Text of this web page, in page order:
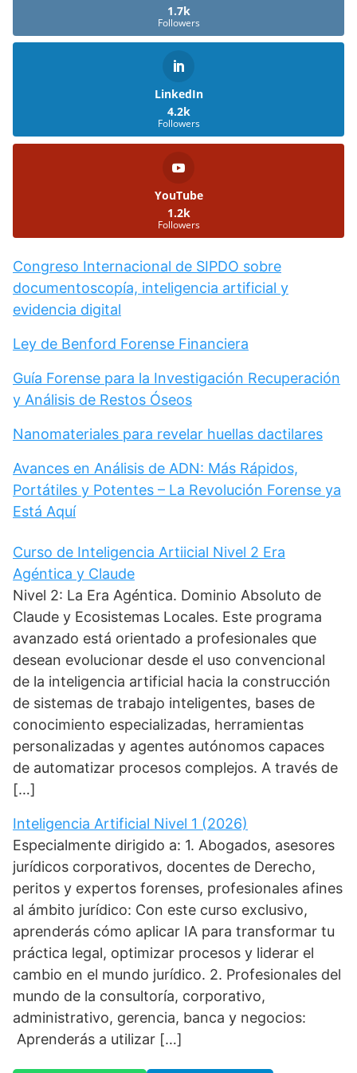
1.7k
Followers
LinkedIn
4.2k
Followers
YouTube
1.2k
Followers
Congreso Internacional de SIPDO sobre
documentoscopía, inteligencia artificial y
evidencia digital
Ley de Benford Forense Financiera
Guía Forense para la Investigación Recuperación
y Análisis de Restos Óseos
Nanomateriales para revelar huellas dactilares
Avances en Análisis de ADN: Más Rápidos,
Portátiles y Potentes – La Revolución Forense ya
Está Aquí
Curso de Inteligencia Artiicial Nivel 2 Era
Agéntica y Claude
Nivel 2: La Era Agéntica. Dominio Absoluto de
Claude y Ecosistemas Locales. Este programa
avanzado está orientado a profesionales que
desean evolucionar desde el uso convencional
de la inteligencia artificial hacia la construcción
de sistemas de trabajo inteligentes, bases de
conocimiento especializadas, herramientas
personalizadas y agentes autónomos capaces
de automatizar procesos complejos. A través de
[…]
Inteligencia Artificial Nivel 1 (2026)
Especialmente dirigido a: 1. Abogados, asesores
jurídicos corporativos, docentes de Derecho,
peritos y expertos forenses, profesionales afines
al ámbito jurídico: Con este curso exclusivo,
aprenderás cómo aplicar IA para transformar tu
práctica legal, optimizar procesos y liderar el
cambio en el mundo jurídico. 2. Profesionales del
mundo de la consultoría, corporativo,
administrativo, gerencia, banca y negocios:
Aprenderás a utilizar […]